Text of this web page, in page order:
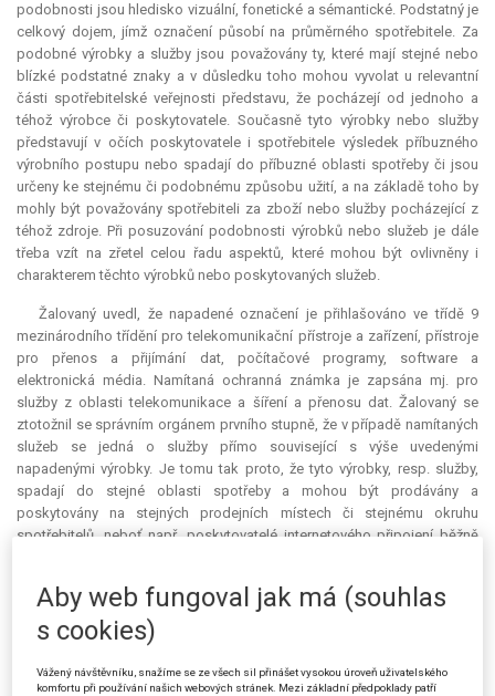
podobnosti jsou hledisko vizuální, fonetické a sémantické. Podstatný je
celkový dojem, jímž označení působí na průměrného spotřebitele. Za
podobné výrobky a služby jsou považovány ty, které mají stejné nebo
blízké podstatné znaky a v důsledku toho mohou vyvolat u relevantní
části spotřebitelské veřejnosti představu, že pocházejí od jednoho a
téhož výrobce či poskytovatele. Současně tyto výrobky nebo služby
představují v očích poskytovatele i spotřebitele výsledek příbuzného
výrobního postupu nebo spadají do příbuzné oblasti spotřeby či jsou
určeny ke stejnému či podobnému způsobu užití, a na základě toho by
mohly být považovány spotřebiteli za zboží nebo služby pocházející z
téhož zdroje. Při posuzování podobnosti výrobků nebo služeb je dále
třeba vzít na zřetel celou řadu aspektů, které mohou být ovlivněny i
charakterem těchto výrobků nebo poskytovaných služeb.
Žalovaný uvedl, že napadené označení je přihlašováno ve třídě 9
mezinárodního třídění pro telekomunikační přístroje a zařízení, přístroje
pro přenos a přijímání dat, počítačové programy, software a
elektronická média. Namítaná ochranná známka je zapsána mj. pro
služby z oblasti telekomunikace a šíření a přenosu dat. Žalovaný se
ztotožnil se správním orgánem prvního stupně, že v případě namítaných
služeb se jedná o služby přímo související s výše uvedenými
napadenými výrobky. Je tomu tak proto, že tyto výrobky, resp. služby,
spadají do stejné oblasti spotřeby a mohou být prodávány a
poskytovány na stejných prodejních místech či stejnému okruhu
spotřebitelů, neboť např. poskytovatelé internetového připojení běžně
prodávají přístroje, jako jsou mobilní telefony, navigace, počítače apod.
Žalovaný tak považoval za neopodstatněné tvrzení žalobkyně v tom
smyslu, že výrobky a služby jsou dvě samostatné kategorie produktů,
resp. že mezi nimi nemůže být shledána podobnost.
Aby web fungoval jak má (souhlas
s cookies)
Vážený návštěvníku, snažíme se ze všech sil přinášet vysokou úroveň uživatelského
komfortu při používání našich webových stránek. Mezi základní předpoklady patří